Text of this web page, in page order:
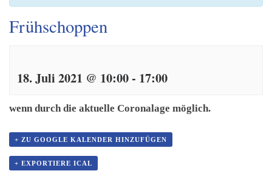
Frühschoppen
18. Juli 2021 @ 10:00 - 17:00
wenn durch die aktuelle Coronalage möglich.
+ ZU GOOGLE KALENDER HINZUFÜGEN
+ EXPORTIERE ICAL